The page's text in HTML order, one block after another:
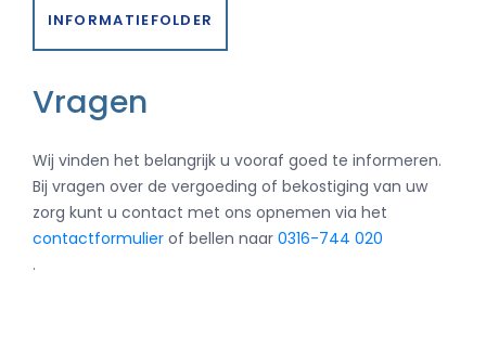
INFORMATIEFOLDER
Vragen
Wij vinden het belangrijk u vooraf goed te informeren.
Bij vragen over de vergoeding of bekostiging van uw
zorg kunt u contact met ons opnemen via het
contactformulier of bellen naar 0316-744 020
.